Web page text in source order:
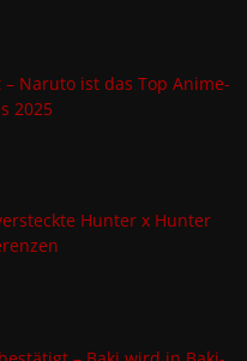
Naruto ist das Top Anime-
2025
Hunter x Hunter